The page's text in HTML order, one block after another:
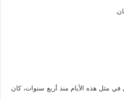
مايو من العام 2006، أي في مثل هذه الأيام منذ أربع سنوات، كان